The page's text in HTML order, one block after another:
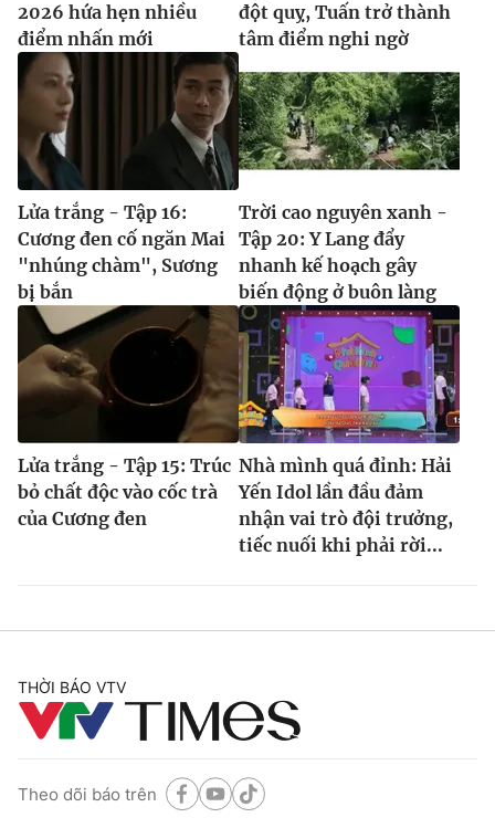
2026 hứa hẹn nhiều
điểm nhấn mới
đột quỵ, Tuấn trở thành
tâm điểm nghi ngờ
Lửa trắng - Tập 16:
Cương đen cố ngăn Mai
"nhúng chàm", Sương
bị bắn
Trời cao nguyên xanh -
Tập 20: Y Lang đẩy
nhanh kế hoạch gây
biến động ở buôn làng
Lửa trắng - Tập 15: Trúc
bỏ chất độc vào cốc trà
của Cương đen
Nhà mình quá đỉnh: Hải
Yến Idol lần đầu đảm
nhận vai trò đội trưởng,
tiếc nuối khi phải rời...
THỜI BÁO VTV
Theo dõi báo trên